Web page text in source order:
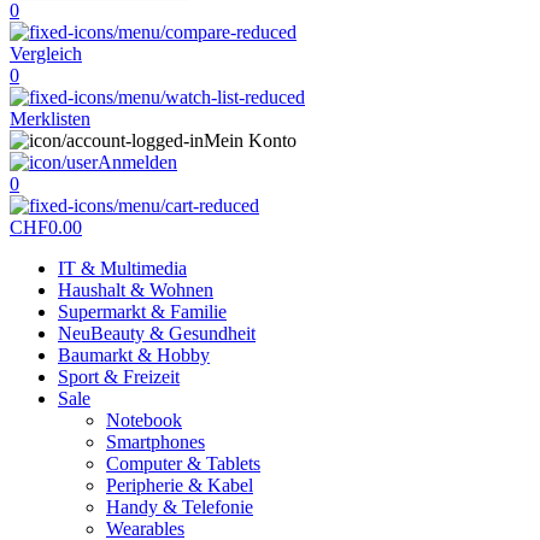
0
Vergleich
0
Merklisten
Mein Konto
Anmelden
0
CHF0.00
IT & Multimedia
Haushalt & Wohnen
Supermarkt & Familie
NeuBeauty & Gesundheit
Baumarkt & Hobby
Sport & Freizeit
Sale
Notebook
Smartphones
Computer & Tablets
Peripherie & Kabel
Handy & Telefonie
Wearables